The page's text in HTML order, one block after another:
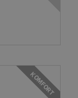
KOMFORT